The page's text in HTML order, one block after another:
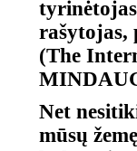
rašytojas,
(The
Net
mūsų